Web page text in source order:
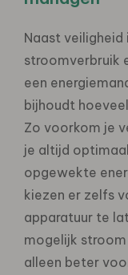
Naast veiligheid
stroomverbruik
een
bijhoudt
Zo voorkom je
je altijd
opgewekte
kiezen er zelfs
apparatuur te
mogelijk
alleen beter